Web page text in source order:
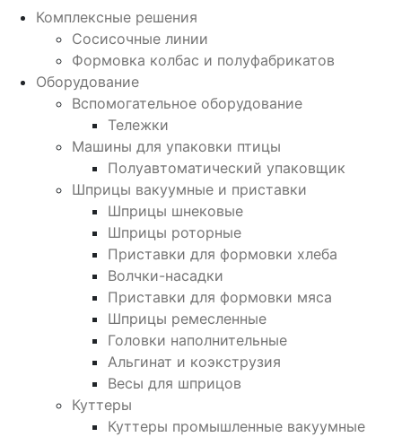
Комплексные решения
Сосисочные линии
Формовка колбас и полуфабрикатов
Оборудование
Вспомогательное оборудование
Тележки
Машины для упаковки птицы
Полуавтоматический упаковщик
Шприцы вакуумные и приставки
Шприцы шнековые
Шприцы роторные
Приставки для формовки хлеба
Волчки-насадки
Приставки для формовки мяса
Шприцы ремесленные
Головки наполнительные
Альгинат и коэкструзия
Весы для шприцов
Куттеры
Куттеры промышленные вакуумные